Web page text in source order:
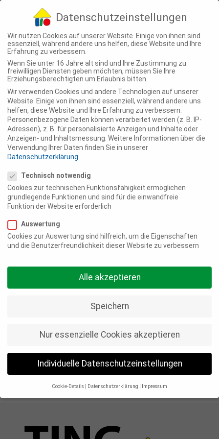
Gemeinschaftlich leben in Bennigsen: Neues
23 Juni, 2025
entsteht ein innovatives Wohnprojekt für alle
Generationen: die Wohngenossenschaft Zur
nachhaltiges und lebendiges Nach-
und Senior*innen. Als Projektentwickler lädt
öffentlichen Informationsveranstaltung am
27. Juni 2025 ein.
Datenschutzeinstellungen
Wir nutzen Cookies auf unserer Website. Einige von ihnen sind
essenziell, während andere uns helfen, diese Website und Ihre
Erfahrung zu verbessern.
Wenn Sie unter 16 Jahre alt sind und Ihre Zustimmung zu
freiwilligen Diensten geben möchten, müssen Sie Ihre
Erziehungsberechtigten um Erlaubnis bitten.
Wir verwenden Cookies und andere Technologien auf unserer
Website. Einige von ihnen sind essenziell, während andere uns
helfen, diese Website und Ihre Erfahrung zu verbessern.
Personenbezogene Daten können verarbeitet werden (z. B. IP-
Adressen), z. B. für personalisierte Anzeigen und Inhalte oder
Anzeigen- und Inhaltsmessung. Weitere Informationen über die
Verwendung Ihrer Daten finden Sie in unserer
Datenschutzerklärung
Technisch notwendig
Cookies zur technischen Funktionsfähigkeit ermöglichen
grundlegende Funktionen und sind für die einwandfreie
Funktion der Website erforderlich
Auswertung
Cookies zur Auswertung sind hilfreich, um die Eigenschaften
und die Benutzerfreundlichkeit dieser Website zu verbessern
Alle akzeptieren
Speichern
Nur essenzielle Cookies akzeptieren
Individuelle Datenschutzeinstellungen
Cookie-Details Datenschutzerklärung Impressum
Datenschutzeinstellungen
freiwilligen Diensten geben möchten, müssen Sie Ihre
Erziehungsberechtigten um Erlaubnis bitten.